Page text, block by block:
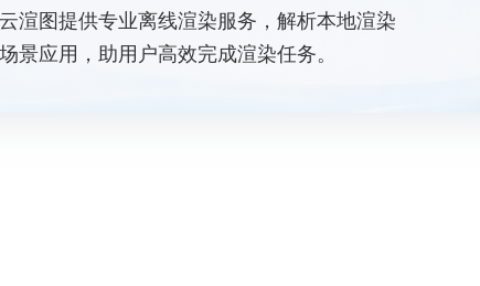
渲图提供专业离线渲染服务，解析本地渲染
景应用，助用户高效完成渲染任务。